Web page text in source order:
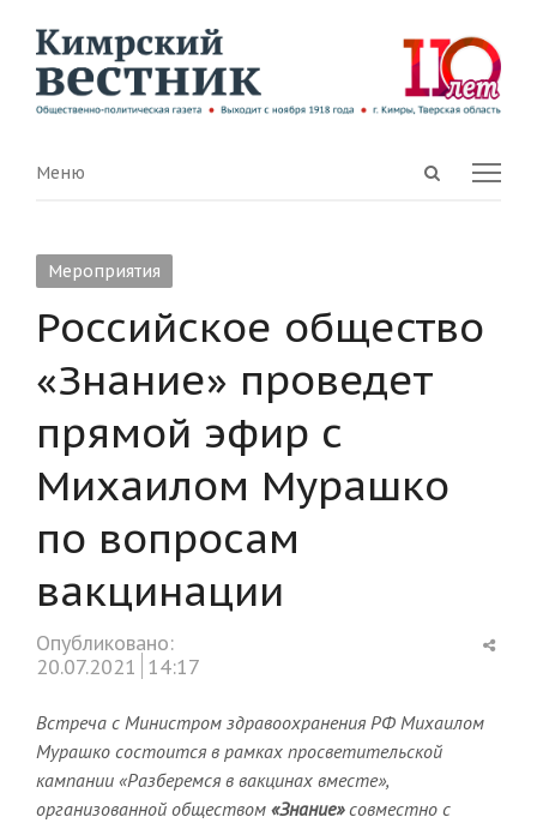
Open
Menu
Меню
Мероприятия
Российское общество
«Знание» проведет
прямой эфир с
Михаилом Мурашко
по вопросам
вакцинации
Опубликовано:
20.07.2021 14:17
Встреча с Министром здравоохранения РФ Михаилом
Мурашко состоится в рамках просветительской
кампании «Разберемся в вакцинах вместе»,
организованной обществом «Знание»совместно с